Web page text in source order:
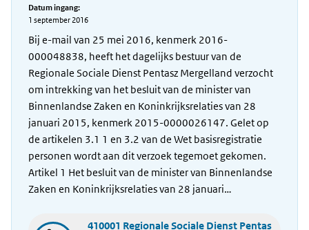
Datum ingang:
1 september 2016
Bij e-mail van 25 mei 2016, kenmerk 2016-
000048838, heeft het dagelijks bestuur van de
Regionale Sociale Dienst Pentasz Mergelland verzocht
om intrekking van het besluit van de minister van
Binnenlandse Zaken en Koninkrijksrelaties van 28
januari 2015, kenmerk 2015-0000026147. Gelet op
de artikelen 3.1 1 en 3.2 van de Wet basisregistratie
personen wordt aan dit verzoek tegemoet gekomen.
Artikel 1 Het besluit van de minister van Binnenlandse
Zaken en Koninkrijksrelaties van 28 januari…
410001 Regionale Sociale Dienst Pentas